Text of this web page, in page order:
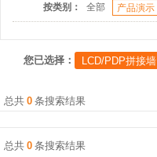
按类别： 全部 产品演示
您已选择： LCD/PDP拼接墙
总共 0 条搜索结果
总共 0 条搜索结果